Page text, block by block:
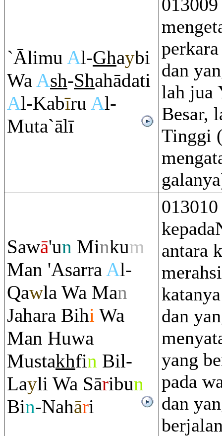
`Ālimu Al-Ghaybi
WaAsh-Shahādati
Al-Kabīru Al-
Muta`ālī
dan
lah jua
Besar,
Tinggi
Sawā'un Minkum
Man 'AsarraAl-
Qawla Wa Man
Jahara Bihi Wa
Man Huwa
Mustakhfin Bil-
Layli Wa Sāribun
Bin-Nahāri
antara
dan
yang
pada
dan